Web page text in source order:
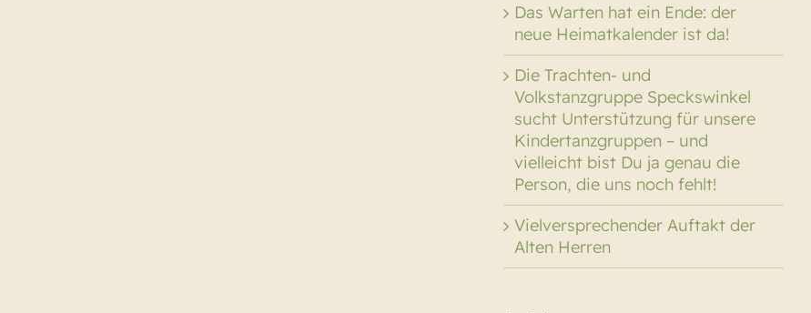
Das Warten hat ein Ende: der
neue Heimatkalender ist da!
Die Trachten- und
Volkstanzgruppe Speckswinkel
sucht Unterstützung für unsere
Kindertanzgruppen – und
vielleicht bist Du ja genau die
Person, die uns noch fehlt!
Vielversprechender Auftakt der
Alten Herren